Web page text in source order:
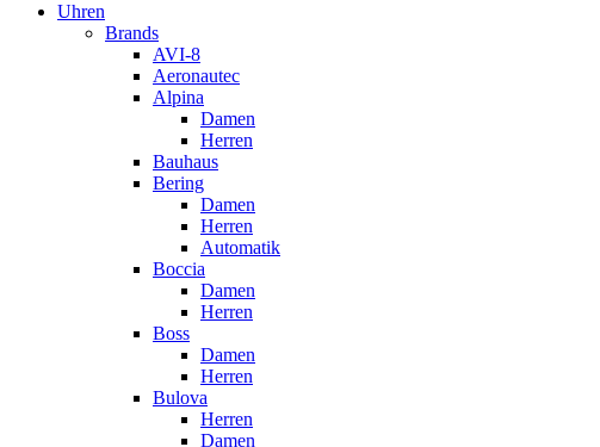
Uhren
Brands
AVI-8
Aeronautec
Alpina
Damen
Herren
Bauhaus
Bering
Damen
Herren
Automatik
Boccia
Damen
Herren
Boss
Damen
Herren
Bulova
Herren
Damen